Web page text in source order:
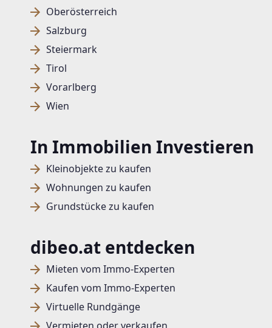
Oberösterreich
Salzburg
Steiermark
Tirol
Vorarlberg
Wien
In Immobilien Investieren
Kleinobjekte zu kaufen
Wohnungen zu kaufen
Grundstücke zu kaufen
dibeo.at entdecken
Mieten vom Immo-Experten
Kaufen vom Immo-Experten
Virtuelle Rundgänge